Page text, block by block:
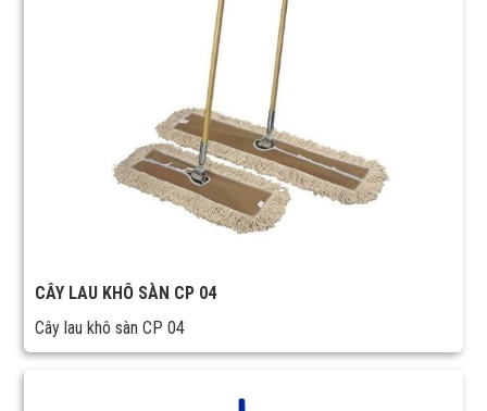
CÂY LAU KHÔ SÀN CP 04
Cây lau khô sàn CP 04